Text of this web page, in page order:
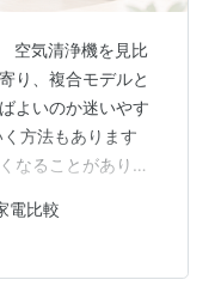
空気清浄機を見比
り、複合モデルと
よいのか迷いやす
方法もあります
なることがありま
較から決めたいの
みやすいです。 空
でも、見始める入
電比較